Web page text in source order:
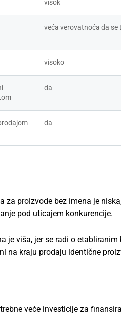
visok
veća verovatnoća da se
visoko
da​
da
za proizvode bez imena je
pod uticajem konkurencije.
je viša, jer se radi o
na kraju prodaju identične
veće investicije za